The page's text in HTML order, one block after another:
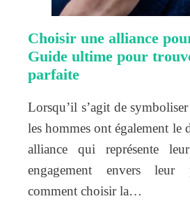
Choisir une alliance
Guide ultime pour
parfaite
Lorsqu’il s’agit de
les hommes ont également le
alliance qui représente
engagement envers leur
comment choisir la…